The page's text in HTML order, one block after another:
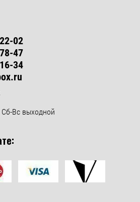
02
47
34
Вс выходной